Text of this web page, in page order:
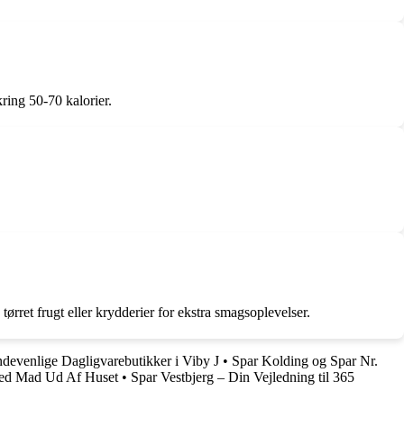
50-70 kalorier.
frugt eller krydderier for ekstra smagsoplevelser.
Dagligvarebutikker i Viby J • Spar Kolding og Spar Nr.
Mad Ud Af Huset • Spar Vestbjerg – Din Vejledning til 365